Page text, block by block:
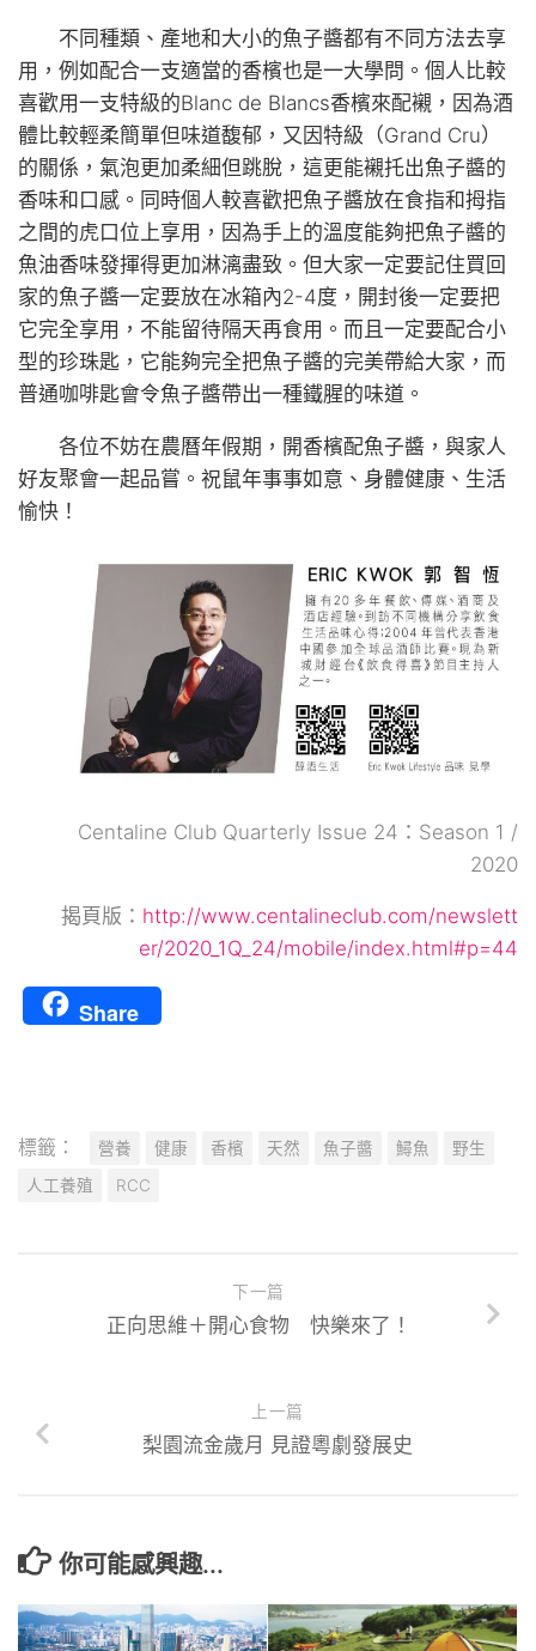
不同種類、產地和大小的魚子醬都有不同方法去享
用，例如配合一支適當的香檳也是一大學問。個人比較
喜歡用一支特級的Blanc de Blancs香檳來配襯，因為酒
體比較輕柔簡單但味道馥郁，又因特級（Grand Cru）
的關係，氣泡更加柔細但跳脫，這更能襯托出魚子醬的
香味和口感。同時個人較喜歡把魚子醬放在食指和拇指
之間的虎口位上享用，因為手上的溫度能夠把魚子醬的
魚油香味發揮得更加淋漓盡致。但大家一定要記住買回
家的魚子醬一定要放在冰箱內2-4度，開封後一定要把
它完全享用，不能留待隔天再食用。而且一定要配合小
型的珍珠匙，它能夠完全把魚子醬的完美帶給大家，而
普通咖啡匙會令魚子醬帶出一種鐵腥的味道。
各位不妨在農曆年假期，開香檳配魚子醬，與家人
好友聚會一起品嘗。祝鼠年事事如意、身體健康、生活
愉快！
Centaline Club Quarterly Issue 24：Season 1 /
2020
揭頁版： http://www.centalineclub.com/newslett
er/2020_1Q_24/mobile/index.html#p=44
Share
標籤： 營養 健康 香檳 天然 魚子醬 鱘魚
野生
人工養殖
RCC
下一篇
正向思維＋開心食物 快樂來了！
上一篇
梨園流金歲月 見證粵劇發展史
你可能感興趣...